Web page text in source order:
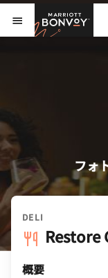
Skip to Content
メニューを開く
フォ
DELI
Restore
概要